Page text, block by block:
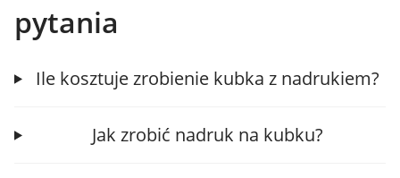
pytania
Ile kosztuje zrobienie kubka z nadrukiem?
Jak zrobić nadruk na kubku?